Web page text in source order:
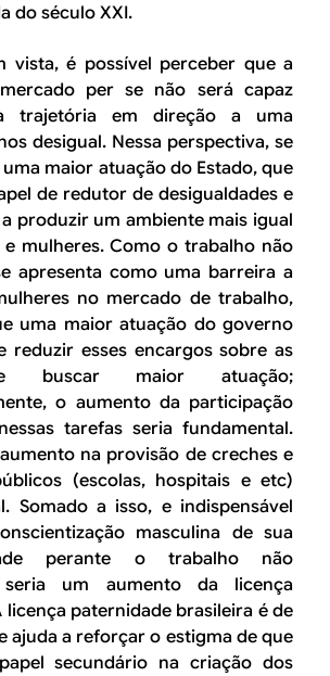
do século XXI.
vista, é possível perceber que a
per se não será capaz
trajetória em direção a uma
desigual. Nessa perspectiva, se
maior atuação do Estado, que
de redutor de desigualdades e
produzir um ambiente mais igual
mulheres. Como o trabalho não
apresenta como uma barreira a
no mercado de trabalho,
uma maior atuação do governo
reduzir esses encargos sobre as
buscar maior atuação;
o aumento da participação
tarefas seria fundamental.
na provisão de creches e
(escolas, hospitais e etc)
Somado a isso, e indispensável
masculina de sua
perante o trabalho não
seria um aumento da licença
licença paternidade brasileira é de
ajuda a reforçar o estigma de que
secundário na criação dos